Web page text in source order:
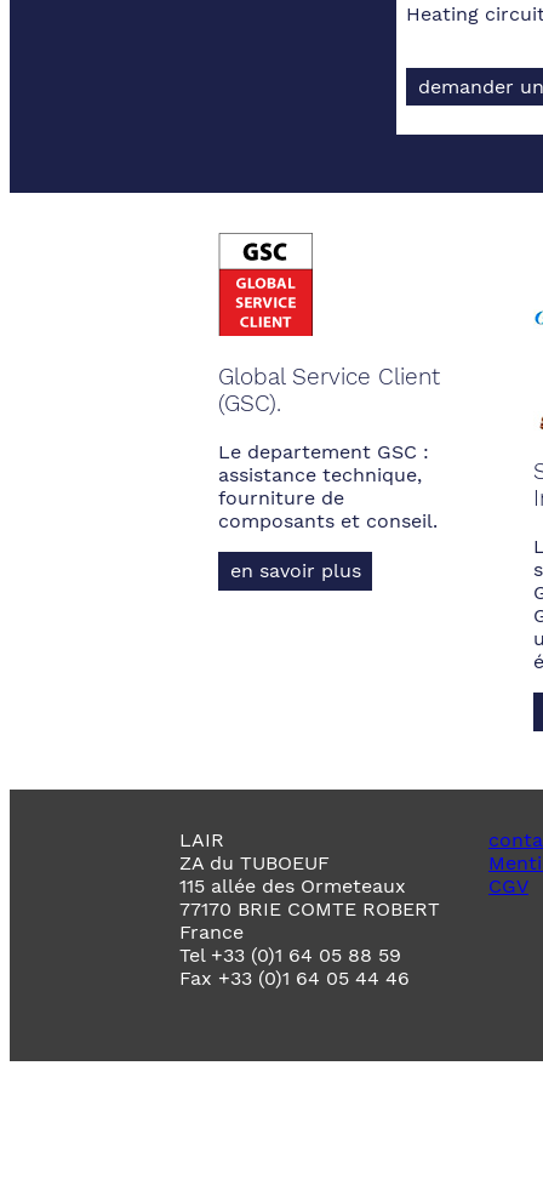
Heating
demander
Global Service Client
(GSC).
Le departement GSC :
assistance technique,
fourniture de
composants et conseil.
en savoir plus
LAIR
ZA du TUBOEUF
115 allée des Ormeteaux
77170 BRIE COMTE ROBERT
France
Tel +33 (0)1 64 05 88 59
Fax +33 (0)1 64 05 44 46
CGV